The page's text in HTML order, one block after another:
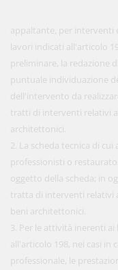
appaltante, per interventi
lavori indicati all'articolo
preliminare, la redazione
puntuale individuazione
dell'intervento da
tratti di interventi relativi
architettonici.
2. La scheda tecnica di
professionisti o
oggetto della scheda; in
tratta di interventi relativi
beni architettonici.
3. Per le attività inerenti
all'articolo 198, nei casi in
professionale, le